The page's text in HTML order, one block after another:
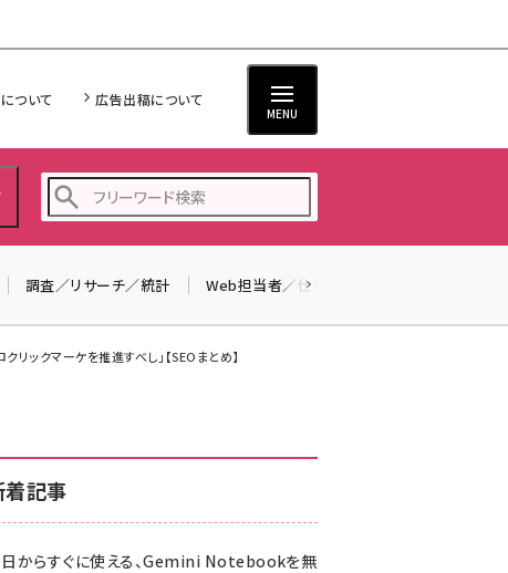
ついて 広告出稿について
MENU
z世代 (1617)
meo (1274)
調査／リサーチ／統計 Web担当者／仕事
ックマーケを推進すべし」【SEOまとめ】
着記事
からすぐに使える、Gemini Notebookを無